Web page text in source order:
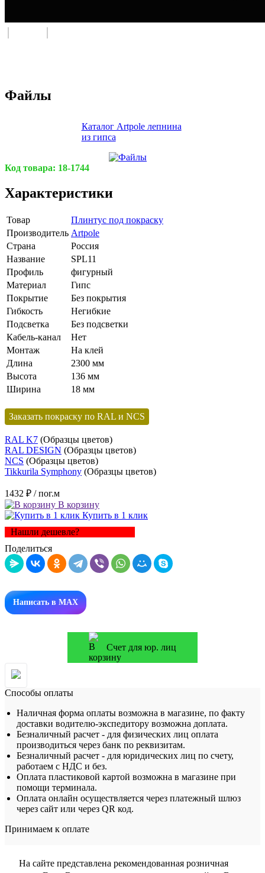
Файлы
Каталог Artpole лепнина
из гипса
Код товара: 18-1744
Характеристики
Товар
Плинтус под покраску
Производитель Artpole
Страна
Россия
Название
SPL11
Профиль
фигурный
Материал
Гипс
Покрытие
Без покрытия
Гибкость
Негибкие
Подсветка
Без подсветки
Кабель-канал
Нет
Монтаж
На клей
Длина
2300 мм
Высота
136 мм
Ширина
18 мм
Заказать покраску по RAL и NCS
RAL K7 (Образцы цветов)
RAL DESIGN (Образцы цветов)
NCS (Образцы цветов)
Tikkurila Symphony (Образцы цветов)
1432 ₽ / пог.м
В корзину
Купить в 1 клик
Нашли дешевле?
Поделиться
Написать в MAX
Счет для юр. лиц
Способы оплаты
Наличная форма оплаты возможна в магазине, по факту
доставки водителю-экспедитору возможна доплата.
Безналичный расчет - для физических лиц оплата
производиться через банк по реквизитам.
Безналичный расчет - для юридических лиц по счету,
работаем с НДС и без.
Оплата пластиковой картой возможна в магазине при
помощи терминала.
Оплата онлайн осуществляется через платежный шлюз
через сайт или через QR код.
Принимаем к оплате
На сайте представлена рекомендованная розничная